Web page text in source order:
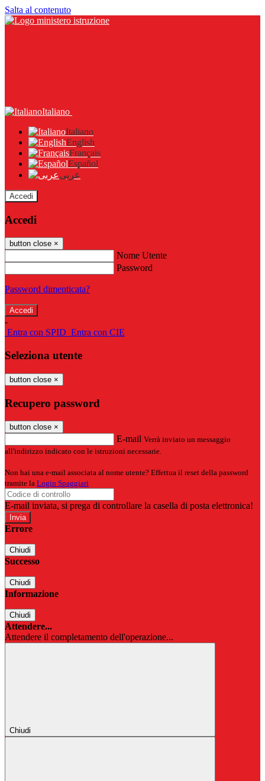
Salta al contenuto
Italiano
Italiano
English
Français
Español
عربى
Accedi
Accedi
button close ×
Nome Utente
Password
Password dimenticata?
-
Entra con SPID Entra con CIE
Seleziona utente
button close ×
Recupero password
button close ×
E-mail Verrà inviato un messaggio
all'indirizzo indicato con le istruzioni necessarie.
Non hai una e-mail associata al nome utente? Effettua il reset della password
tramite la Login Spaggiari
E-mail inviata, si prega di controllare la casella di posta elettronica!
Errore
Chiudi
Successo
Chiudi
Informazione
Chiudi
Attendere...
Attendere il completamento dell'operazione...
Chiudi